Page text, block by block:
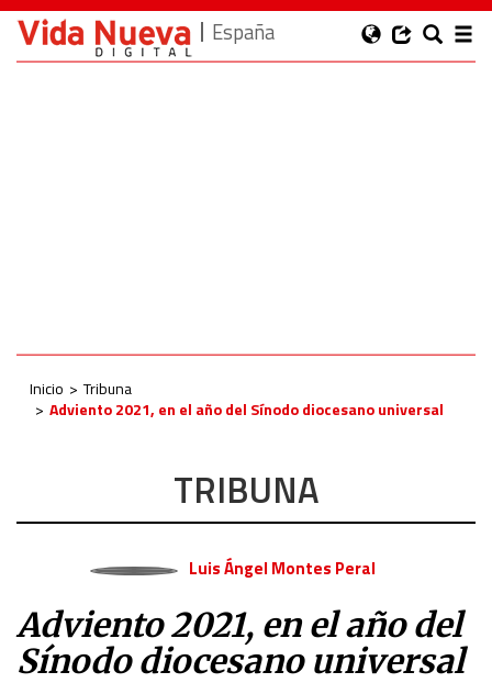
España
Inicio
Tribuna
Adviento 2021, en el año del Sínodo diocesano universal
TRIBUNA
Luis Ángel Montes Peral
Adviento 2021, en el año del
Sínodo diocesano universal